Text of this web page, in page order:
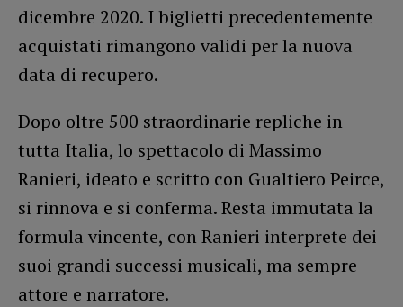
dicembre 2020. I biglietti precedentemente
acquistati rimangono validi per la nuova
data di recupero.
Dopo oltre 500 straordinarie repliche in
tutta Italia, lo spettacolo di Massimo
Ranieri, ideato e scritto con Gualtiero Peirce,
si rinnova e si conferma. Resta immutata la
formula vincente, con Ranieri interprete dei
suoi grandi successi musicali, ma sempre
attore e narratore.